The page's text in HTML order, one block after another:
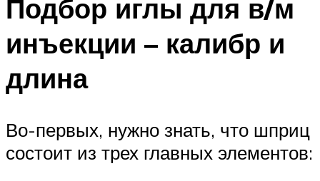
Подбор иглы для в/м
инъекции – калибр и
длина
Во-первых, нужно знать, что шприц
состоит из трех главных элементов: